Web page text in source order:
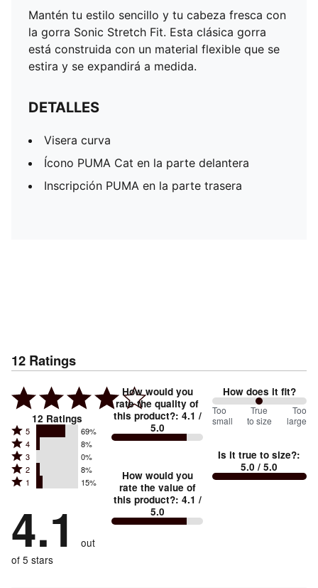
Mantén tu estilo sencillo y tu cabeza fresca con
la gorra Sonic Stretch Fit. Esta clásica gorra
está construida con un material flexible que se
estira y se expandirá a medida.
DETALLES
Visera curva
Ícono PUMA Cat en la parte delantera
Inscripción PUMA en la parte trasera
12 Ratings
12 Ratings
Rated
5
stars
by
reviewers
5 69%
Rated
4
stars
by
of
reviewers
4 8%
Rated
3
stars
0%
of
reviewers
3 0%
Rated
2
by
8%
reviewers
2 8%
Rated
stars
by
15%
of
1 15%
4.1
out
of 5 stars
How would you
rate the quality of
this product?: 4.1 /
5.0
How would you
rate the value of
this product?: 4.1 /
5.0
How does it fit?
100
between
small
and
Too
small
True
to size
Too
large
Is it true to size?:
5.0 / 5.0